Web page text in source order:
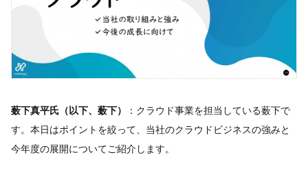
薮下真平氏（以下、薮下）
：クラウド事業を担当している薮下で
す。本日はポイントを絞って、当社のクラウドビジネスの強みと
今年度の展開についてご紹介します。